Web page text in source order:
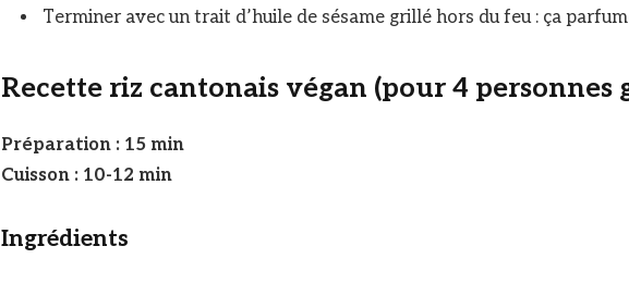
Terminer avec un trait d’huile de sésame grillé hors du feu : ça
Recette riz cantonais végan (pour 4 personnes
Préparation : 15 min
Cuisson : 10-12 min
Ingrédients